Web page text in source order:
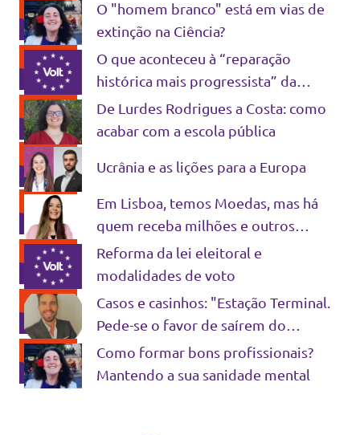
O "homem branco" está em vias de
extinção na Ciência?
O que aconteceu à “reparação
histórica mais progressista” da
Europa?
De Lurdes Rodrigues a Costa: como
acabar com a escola pública
Ucrânia e as lições para a Europa
Em Lisboa, temos Moedas, mas há
quem receba milhões e outros
tostões
Reforma da lei eleitoral e
modalidades de voto
Casos e casinhos: "Estação Terminal.
Pede-se o favor de saírem do
comboio"
Como formar bons profissionais?
Mantendo a sua sanidade mental